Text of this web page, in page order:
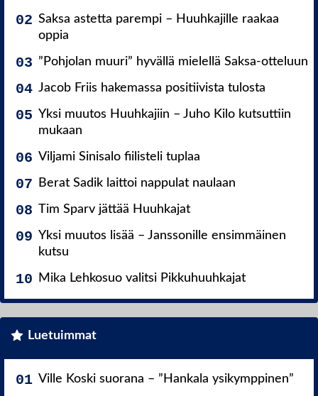
Saksa astetta parempi – Huuhkajille raakaa
oppia
”Pohjolan muuri” hyvällä mielellä Saksa-otteluun
Jacob Friis hakemassa positiivista tulosta
Yksi muutos Huuhkajiin – Juho Kilo kutsuttiin
mukaan
Viljami Sinisalo fiilisteli tuplaa
Berat Sadik laittoi nappulat naulaan
Tim Sparv jättää Huuhkajat
Yksi muutos lisää – Janssonille ensimmäinen
kutsu
Mika Lehkosuo valitsi Pikkuhuuhkajat
Luetuimmat
Ville Koski suorana – ”Hankala ysikymppinen”